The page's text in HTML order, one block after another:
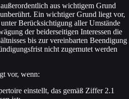
aus wichtigem Grund
Ein wichtiger Grund liegt vor,
Berücksichtigung aller Umstände
der beiderseitigen Interessen die
bis zur vereinbarten Beendigung
nicht zugemutet werden
vor, wenn:
einstellt, das gemäß Ziffer 2.1